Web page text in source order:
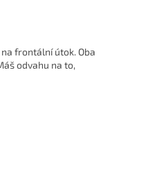
frontální útok. Oba
odvahu na to,